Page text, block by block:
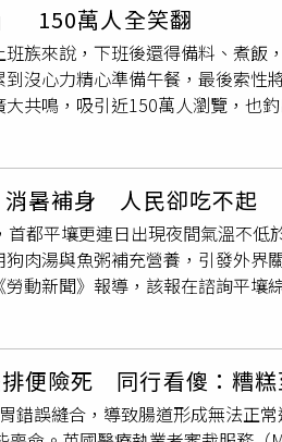
3.涼性食物要適量涼性食物
天氣影響，功能較弱，還未完全
下，夏季吃些辛辣食物 可以增加
目的是為了增強肝臟的功能，所
多食含纖維
秋天乾燥易便秘
、海帶、紫菜等。6.忌暴飲暴食
發胖。在秋季飲食中，要注意適
聚在胃中，加重體內積滯的熱氣，
的好季節入秋之後，人體對食物
盡，過多食用大熱食物 羊肉、狗
要適當，最好等到天真正涼下
補是個不錯的選擇，秋季之後我
是會擾亂身體內部節奏，而且補
服會影響體內的營養平衡。尤其
同的季節，對保健藥物和 食物也
。二、衣的養生與禁忌早晚日夜
準備買房。周男利用人流量大的
盜刷。（圖／示意圖、報系資料
而提高得手率，為躲避警方查緝
遭監視器拍到的風險。而周男今
套上衣、褲子，就連鞋子也全數
過，就先等到警方上門。周男與境
國實體盜刷。（圖／示意圖、AI
機密碼，無法第一時間獲得周男
檢警掌握周男確切犯罪事證，火
器畫面，終於掌握周男疑似在台
前，周男已數度焦急詢問中國友
步確認僅有周男1人犯案。而周
，依違反組織犯罪條例、竊盜、
9年以上。
150萬人全笑翻
族來說，下班後還得備料、煮飯
沒心力精心準備午餐，最後索性
共鳴，吸引近150萬人瀏覽，也
食價格不便宜，也希望吃得相對
來愈簡單。她笑說，自己最近的
網友直呼感同身受，紛紛貼出自
帶出門；有人午餐只有一整塊板
便當清一色都是蒸蔬菜，蒸完後
沒有可微波的便當盒，只好全部
苦主，「原來大家上班後的午餐
原型
，比外食健康」、「
煮蛋忘在電鍋裡，苦笑說「今天
活步調準備餐點，只要營養均衡
消暑補身 人民卻吃不起
都平壤更連日出現夜間氣溫不低
肉湯與魚粥補充營養，引發外界
動新聞》報導，該報在諮詢平壤
，並使心血管疾病、糖尿病及甲
，也推薦攝取「高營養價值」的狗
民眾而言仍屬奢侈 食物，並非人
，持續高溫已造成至少19人死亡
便險死 同行看傻：糟糕
錯誤縫合，導致腸道形成無法正